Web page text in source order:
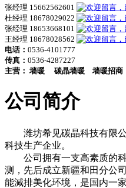
张经理 15662562601
杜经理 18678029022
张经理 18653668101
王经理 18678028562
电话： 0536-4101777
传真： 0536-4287227
主营： 墙暖 碳晶墙暖 墙暖招商
公司简介
潍坊希见碳晶科技有限公
科技生产企业。
公司拥有一支高素质的科
测，先后成立新疆和田分公
能減排美化环境，是国内一